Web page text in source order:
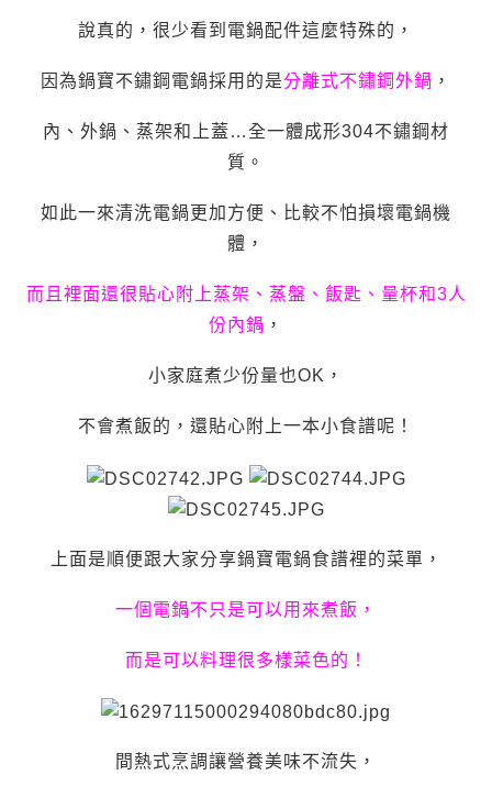
說真的，很少看到電鍋配件這麼特殊的，
因為鍋寶不鏽鋼電鍋採用的是分離式不鏽鋼外鍋 ，
內、外鍋、蒸架和上蓋…全一體成形304不鏽鋼材
質。
如此一來清洗電鍋更加方便、比較不怕損壞電鍋機
體，
而且裡面還很貼心附上蒸架、蒸盤、飯匙、量杯和3人
份內鍋 ，
小家庭煮少份量也OK，
不會煮飯的，還貼心附上一本小食譜呢！
上面是順便跟大家分享鍋寶電鍋食譜裡的菜單，
一個電鍋不只是可以用來煮飯，
而是可以料理很多樣菜色的！
間熱式烹調讓營養美味不流失，